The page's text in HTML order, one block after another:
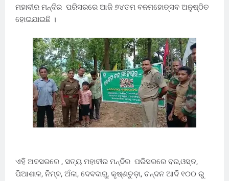
ମହାବୀର ମନ୍ଦିର ପରିସରରେ ଆଜି ୭୪ତମ ବନମହୋତ୍ସବ ଅନୁଷ୍ଠିତ
ହୋଇଯାଇଛି ।
ଏହି ଅବସରରେ , ସତ୍ୟ ମହାବୀର ମନ୍ଦିର ପରିସରରେ ବର,ଓସ୍ତ,
ପିଆଶାଳ, ନିମ୍ବ, ଅଁଳା, ଦେବଦାରୁ, କୃଷ୍ଣଚୁଡ଼ା, ଚନ୍ଦନ ଆଦି ୧୦୦ ରୁ